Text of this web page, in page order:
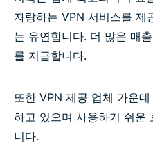
자랑하는 VPN 서비스를 제
는 유연합니다. 더 많은 매
를 지급합니다.
또한 VPN 제공 업체 가운
하고 있으며 사용하기 쉬운
니다.